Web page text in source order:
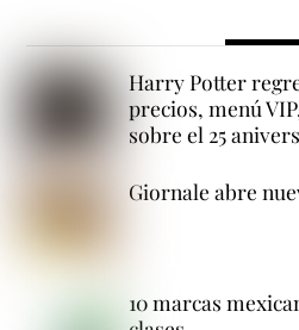
Harry Potter
precios, menú
sobre el 25
Giornale abre
10 marcas